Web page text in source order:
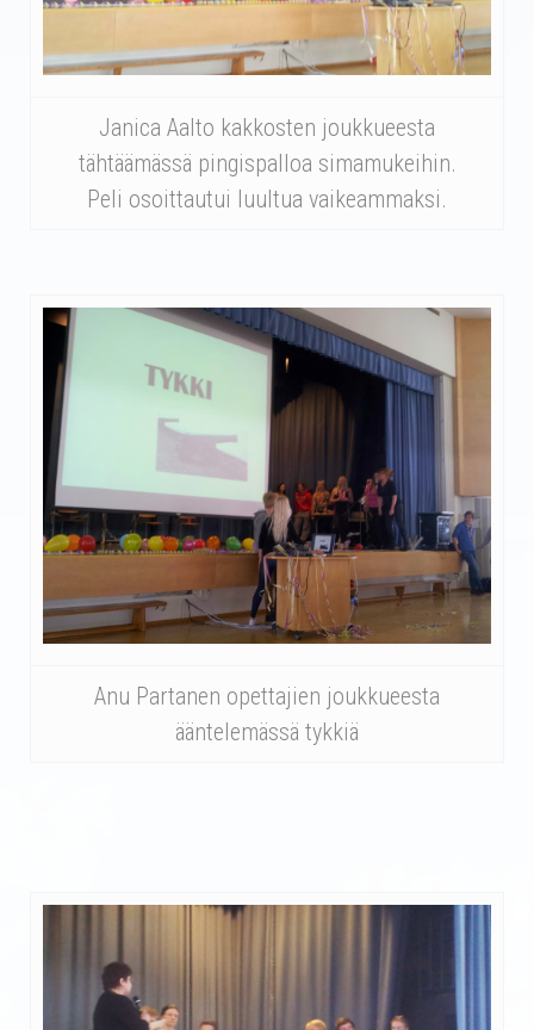
Janica Aalto kakkosten joukkueesta
tähtäämässä pingispalloa simamukeihin.
Peli osoittautui luultua vaikeammaksi.
Anu Partanen opettajien joukkueesta
ääntelemässä tykkiä